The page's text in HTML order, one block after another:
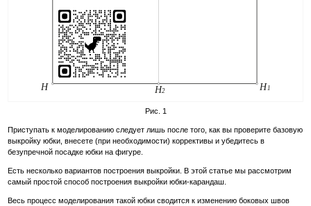
Рис. 1
Приступать к моделированию следует лишь после того, как вы проверите базовую
выкройку юбки, внесете (при необходимости) коррективы и убедитесь в
безупречной посадке юбки на фигуре.
Есть несколько вариантов построения выкройки. В этой статье мы рассмотрим
самый простой способ построения выкройки юбки-карандаш.
Весь процесс моделирования такой юбки сводится к изменению боковых швов